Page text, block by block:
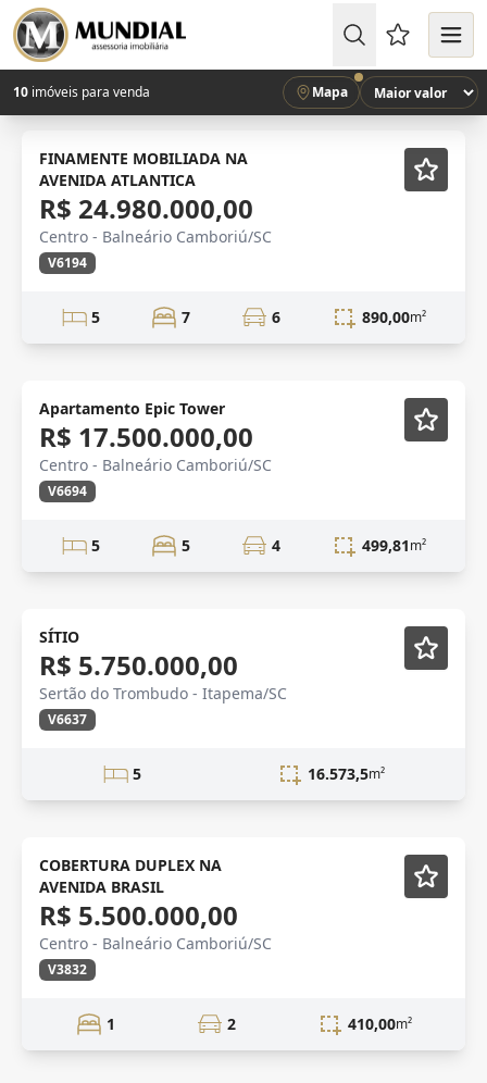
Favoritos
10 imóveis para venda Mapa
VISTA MAR Mobiliado
FINAMENTE MOBILIADA NA
AVENIDA ATLANTICA
R$ 24.980.000,00
Centro - Balneário Camboriú/SC
V6194
5 7 6 890,00m²
Apartamento Epic Tower
R$ 17.500.000,00
Centro - Balneário Camboriú/SC
V6694
5 5 4 499,81m²
SÍTIO
R$ 5.750.000,00
Sertão do Trombudo - Itapema/SC
V6637
5 16.573,5m²
Mobiliado
COBERTURA DUPLEX NA
AVENIDA BRASIL
R$ 5.500.000,00
Centro - Balneário Camboriú/SC
V3832
1 2 410,00m²